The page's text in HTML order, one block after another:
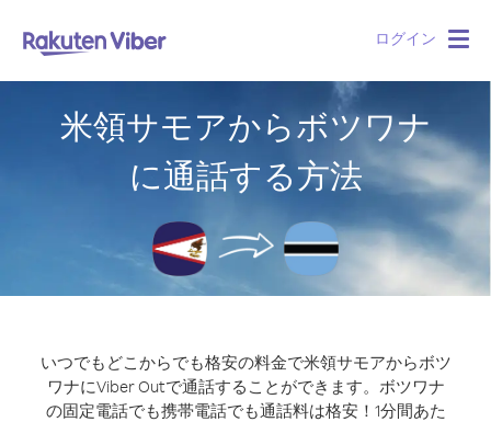
ログイン
米領サモアからボツワナ
に通話する方法
いつでもどこからでも格安の料金で米領サモアからボツ
ワナにViber Outで通話することができます。 ボツワナ
の固定電話でも携帯電話でも通話料は格安！1分間あた